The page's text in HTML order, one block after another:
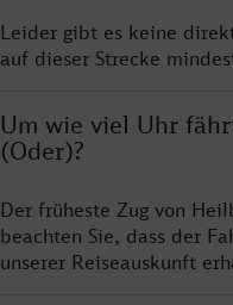
Leider gibt es keine
auf dieser Strecke
Um wie viel Uhr
(Oder)?
Der früheste Zug von
beachten Sie, dass der
unserer Reiseauskunft